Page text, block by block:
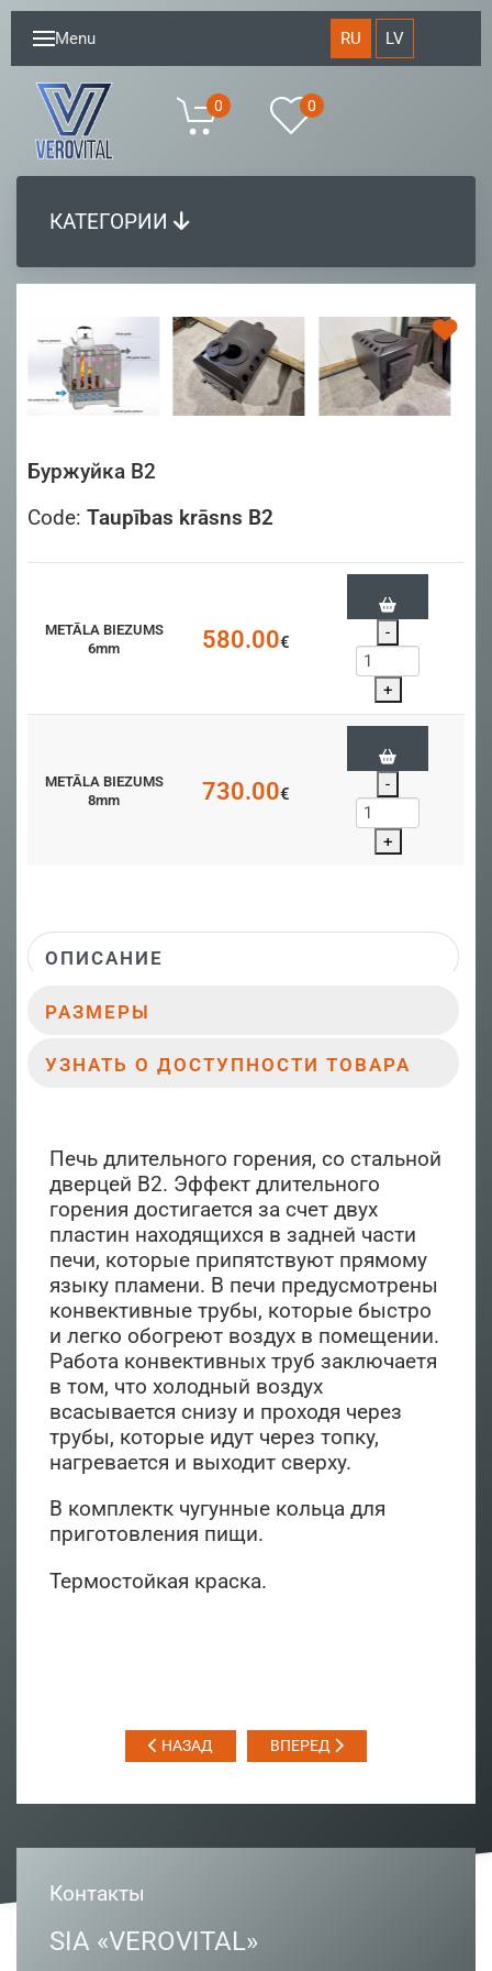
Menu RU LV
0 0
КАТЕГОРИИ
Буржуйка B2
Code: Taupības krāsns B2
METĀLA BIEZUMS
6mm
580.00€ -
+
METĀLA BIEZUMS
8mm
730.00€ -
+
ОПИСАНИЕ
РАЗМЕРЫ
УЗНАТЬ О ДОСТУПНОСТИ ТОВАРА
Печь длительного горения, со стальной
дверцей В2. Эффект длительного
горения достигается за счет двух
пластин находящихся в задней части
печи, которые припятствуют прямому
языку пламени. В печи предусмотрены
конвективные трубы, которые быстро
и легко обогреют воздух в помещении.
Работа конвективных труб заключаетя
в том, что холодный воздух
всасывается снизу и проходя через
трубы, которые идут через топку,
нагревается и выходит сверху.
В комплектк чугунные кольца для
приготовления пищи.
Термостойкая краска.
НАЗАД ВПЕРЕД
Контакты
SIA «VEROVITAL»